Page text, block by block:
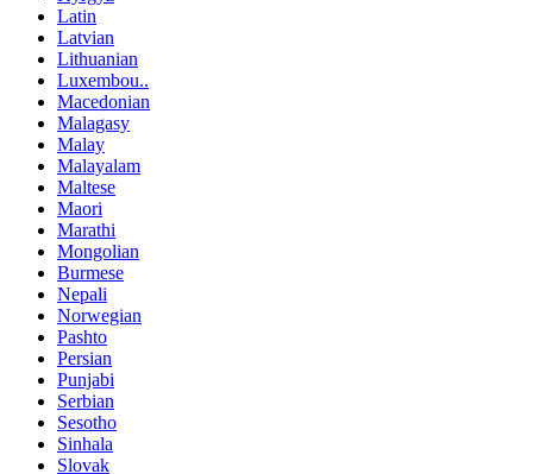
Latin
Latvian
Lithuanian
Luxembou..
Macedonian
Malagasy
Malay
Malayalam
Maltese
Maori
Marathi
Mongolian
Burmese
Nepali
Norwegian
Pashto
Persian
Punjabi
Serbian
Sesotho
Sinhala
Slovak